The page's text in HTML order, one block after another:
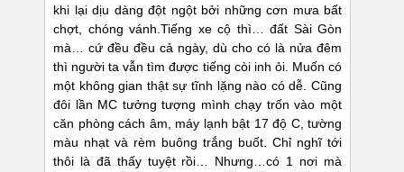
khi lại dịu dàng đột ngột bởi những cơn mưa bất
chợt, chóng vánh.Tiếng xe cộ thì… đất Sài Gòn
mà… cứ đều đều cả ngày, dù cho có là nửa đêm
thì người ta vẫn tìm được tiếng còi inh ỏi. Muốn có
một không gian thật sự tĩnh lặng nào có dễ. Cũng
đôi lần MC tưởng tượng mình chạy trốn vào một
căn phòng cách âm, máy lạnh bật 17 độ C, tường
màu nhạt và rèm buông trắng buốt. Chỉ nghĩ tới
thôi là đã thấy tuyệt rồi… Nhưng…có 1 nơi mà